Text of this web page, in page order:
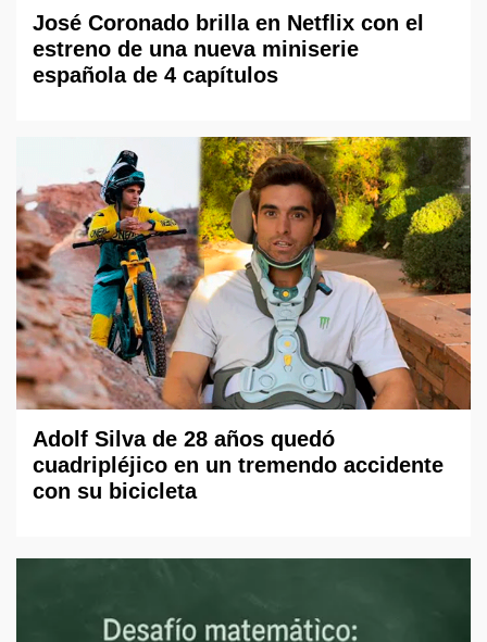
José Coronado brilla en Netflix con el
estreno de una nueva miniserie
española de 4 capítulos
Adolf Silva de 28 años quedó
cuadripléjico en un tremendo accidente
con su bicicleta